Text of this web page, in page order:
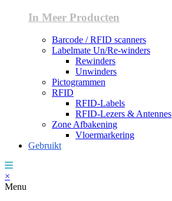
In Meer Producten
Barcode / RFID scanners
Labelmate Un/Re-winders
Rewinders
Unwinders
Pictogrammen
RFID
RFID-Labels
RFID-Lezers & Antennes
Zone Afbakening
Vloermarkering
Gebruikt
×
Menu